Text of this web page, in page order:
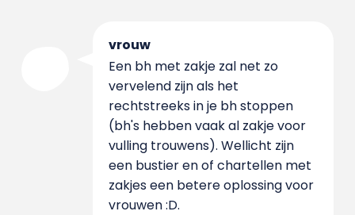
vrouw
Een bh met zakje zal net zo
vervelend zijn als het
rechtstreeks in je bh stoppen
(bh's hebben vaak al zakje voor
vulling trouwens). Wellicht zijn
een bustier en of chartellen met
zakjes een betere oplossing voor
vrouwen :D.